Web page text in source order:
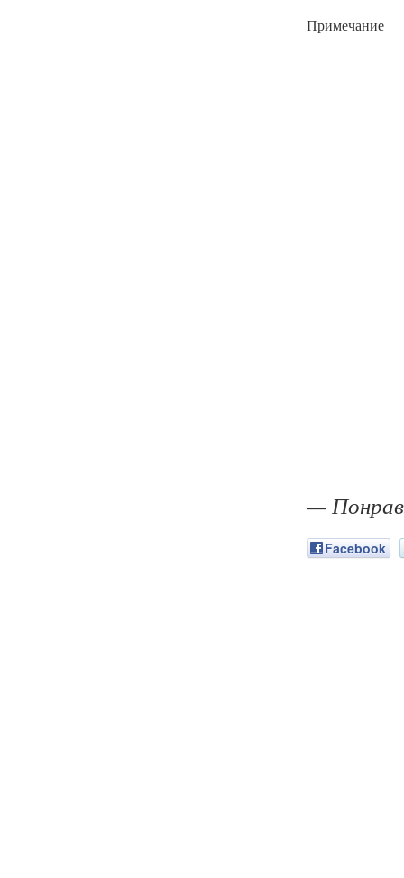
Примечание
—
Facebook